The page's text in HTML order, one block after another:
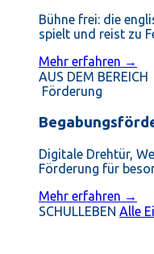
Bühne frei: die
spielt und reist zu
Mehr erfahren →
AUS DEM BEREICH
Förderung
Digitale Drehtür,
Förderung für
Mehr erfahren →
SCHULLEBEN Alle